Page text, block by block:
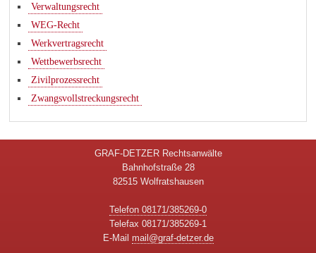
Verwaltungsrecht
WEG-Recht
Werkvertragsrecht
Wettbewerbsrecht
Zivilprozessrecht
Zwangsvollstreckungsrecht
GRAF-DETZER Rechtsanwälte
Bahnhofstraße 28
82515 Wolfratshausen
Telefon 08171/385269-0
Telefax 08171/385269-1
E-Mail mail@graf-detzer.de